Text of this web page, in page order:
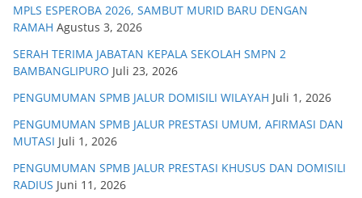
MPLS ESPEROBA 2026, SAMBUT MURID BARU DENGAN
RAMAH Agustus 3, 2026
SERAH TERIMA JABATAN KEPALA SEKOLAH SMPN 2
BAMBANGLIPURO Juli 23, 2026
PENGUMUMAN SPMB JALUR DOMISILI WILAYAH Juli 1, 2026
PENGUMUMAN SPMB JALUR PRESTASI UMUM, AFIRMASI DAN
MUTASI Juli 1, 2026
PENGUMUMAN SPMB JALUR PRESTASI KHUSUS DAN DOMISILI
RADIUS Juni 11, 2026